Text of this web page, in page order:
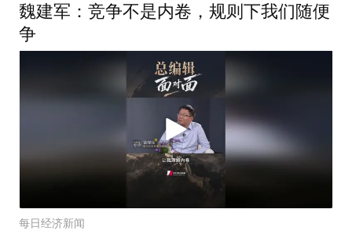
魏建军：竞争不是内卷，规则下我们随便
争
每日经济新闻